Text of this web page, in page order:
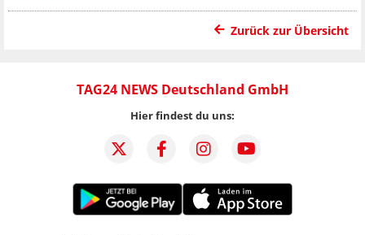
Zurück zur Übersicht
TAG24 NEWS Deutschland GmbH
Hier findest du uns: